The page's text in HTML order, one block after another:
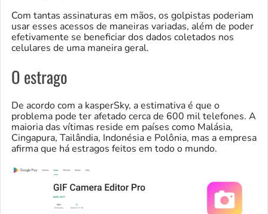
Com tantas assinaturas em mãos, os golpistas poderiam
usar esses acessos de maneiras variadas, além de poder
efetivamente se beneficiar dos dados coletados nos
celulares de uma maneira geral.
O estrago
De acordo com a kasperSky, a estimativa é que o
problema pode ter afetado cerca de 600 mil telefones. A
maioria das vítimas reside em países como Malásia,
Cingapura, Tailândia, Indonésia e Polônia, mas a empresa
afirma que há estragos feitos em todo o mundo.